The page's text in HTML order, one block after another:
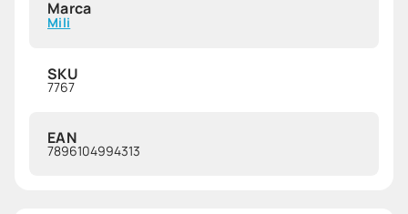
Marca
Mili
SKU
7767
EAN
7896104994313